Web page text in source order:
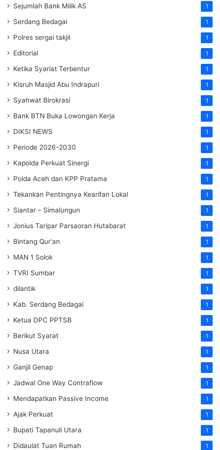
Sejumlah Bank Milik AS 1
Serdang Bedagai 1
Polres sergai takjil 1
Editorial 1
Ketika Syariat Terbentur 1
Kisruh Masjid Abu Indrapuri 1
Syahwat Birokrasi 1
Bank BTN Buka Lowongan Kerja 1
DIKSI NEWS 1
Periode 2026-2030 1
Kapolda Perkuat Sinergi 1
Polda Aceh dan KPP Pratama 1
Tekankan Pentingnya Kearifan Lokal 1
Siantar – Simalungun 1
Jonius Taripar Parsaoran Hutabarat 1
Bintang Qur'an 1
MAN 1 Solok 1
TVRI Sumbar 1
dilantik 1
Kab. Serdang Bedagai 1
Ketua DPC PPTSB 1
Berikut Syarat 1
Nusa Utara 1
Ganjil Genap 1
Jadwal One Way Contraflow 1
Mendapatkan Passive Income 1
Ajak Perkuat 1
Bupati Tapanuli Utara 1
Didaulat Tuan Rumah 1